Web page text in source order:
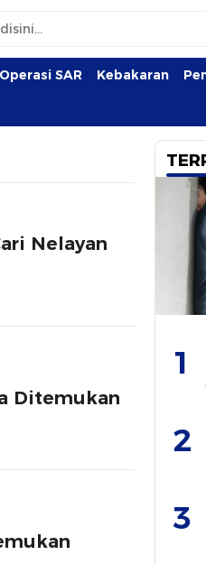
Operasi SAR Kebakaran
Nelayan
Ditemukan
1
2
3